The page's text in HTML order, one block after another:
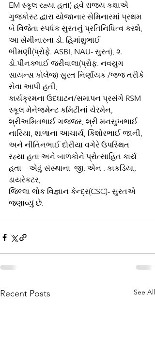
EM સ્કૂલ રહ્યા હતા) હવે રાજ્ય કક્ષાએ
ગુજકોસ્ટ દ્વારા યોજાનાર સેમિનારમાં પ્રથમ
બે વિજેતા સ્પર્ધક સુરતનું પ્રતિનિધિત્વ કરશે,
આ સેમીનારના ડો. હિમાંશુભાઈ
ભીમણી(પ્રોફે. ASBI, NAU- સુરત), ૨.
ડો.પીનક્ભાઈ જરીવાલા(પ્રોફ. નવયુગ
સાયન્સ કોલેજ) સુરત નિર્ણાયક /જજ તરીકે
સેવા આપી હતી,
કાર્યક્રમના ઉદઘાટન/સમાપન પ્રસંગે RSM
સ્કૂલ મેનેજમેન્ટ કમિટીનાં ચેરમેન,
શ્રીઅમિતભાઈ ગજ્જર, શ્રી મનસુખભાઈ
નારિયા, શાળાના આચાર્ય, કિશોરભાઈ જાની,
અને નીતિનભાઈ દોરીયા વગેરે ઉપસ્થિત
રહ્યા હતા અને બાળકોને પ્રોત્સાહિત કાર્ય
હતા    એવું સંસ્થાના  જી. એન . કાકડિયા,
ડાયરેકટર,
જિલ્લા લોક વિજ્ઞાન કેન્દ્ર(CSC)- સુરતએ
જણાવ્યું છે.
Recent Posts See All